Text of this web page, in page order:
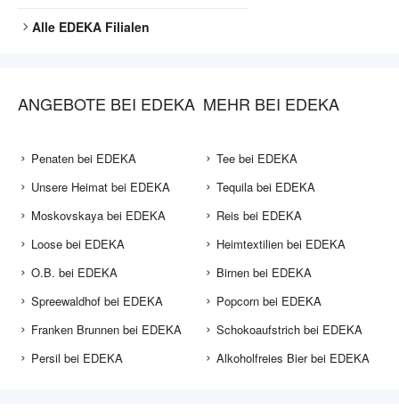
Alle EDEKA Filialen
ANGEBOTE BEI EDEKA
Penaten bei EDEKA
Unsere Heimat bei EDEKA
Moskovskaya bei EDEKA
Loose bei EDEKA
O.B. bei EDEKA
Spreewaldhof bei EDEKA
Franken Brunnen bei EDEKA
Persil bei EDEKA
MEHR BEI EDEKA
Tee bei EDEKA
Tequila bei EDEKA
Reis bei EDEKA
Heimtextilien bei EDEKA
Birnen bei EDEKA
Popcorn bei EDEKA
Schokoaufstrich bei EDEKA
Alkoholfreies Bier bei EDEKA